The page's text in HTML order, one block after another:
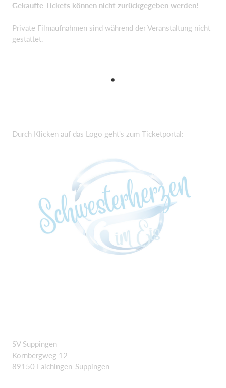
Gekaufte Tickets können nicht zurückgegeben werden!
Private Filmaufnahmen sind während der Veranstaltung nicht
gestattet.
Durch Klicken auf das Logo geht's zum Ticketportal:
SV Suppingen
Kornbergweg 12
89150 Laichingen-Suppingen